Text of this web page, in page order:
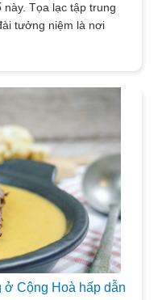
Tọa lạc tập trung
tưởng niệm là nơi
trọng đối với những
tổng thống
trong chương
ở Cộng Hoà hấp dẫn